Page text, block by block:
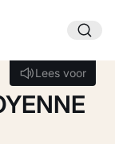
Lees voor
Lees voor